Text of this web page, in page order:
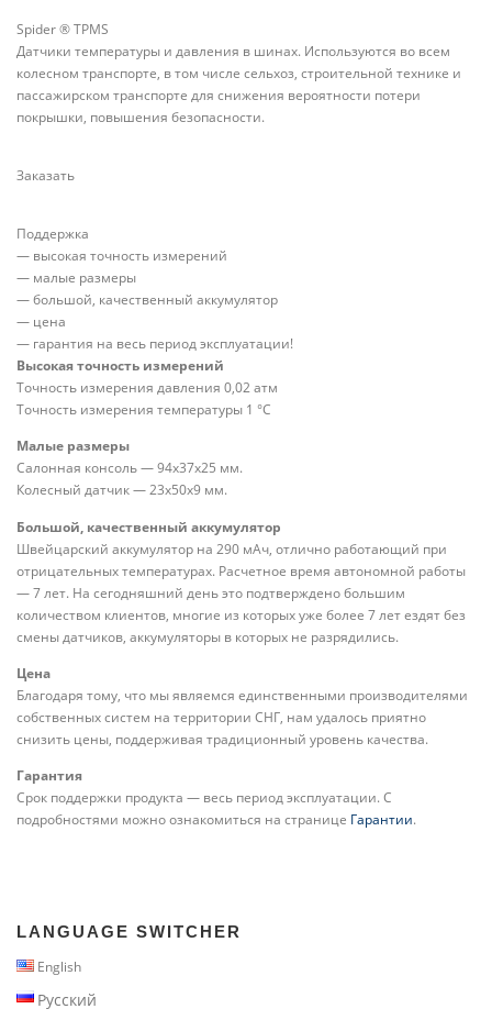
Spider ® TPMS
Датчики температуры и давления в шинах. Используются во всем
колесном транспорте, в том числе сельхоз, строительной технике и
пассажирском транспорте для снижения вероятности потери
покрышки, повышения безопасности.
Заказать
Поддержка
— высокая точность измерений
— малые размеры
— большой, качественный аккумулятор
— цена
— гарантия на весь период эксплуатации!
Высокая точность измерений
Точность измерения давления 0,02 атм
Точность измерения температуры 1 °С
Малые размеры
Салонная консоль — 94х37х25 мм.
Колесный датчик — 23х50х9 мм.
Большой, качественный аккумулятор
Швейцарский аккумулятор на 290 мАч, отлично работающий при
отрицательных температурах. Расчетное время автономной работы
— 7 лет. На сегодняшний день это подтверждено большим
количеством клиентов, многие из которых уже более 7 лет ездят без
смены датчиков, аккумуляторы в которых не разрядились.
Цена
Благодаря тому, что мы являемся единственными производителями
собственных систем на территории СНГ, нам удалось приятно
снизить цены, поддерживая традиционный уровень качества.
Гарантия
Срок поддержки продукта — весь период эксплуатации. С
подробностями можно ознакомиться на странице Гарантии.
LANGUAGE SWITCHER
English
Русский